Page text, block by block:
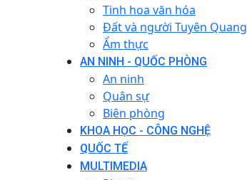
Tinh hoa văn hóa
Đất và người Tuyên Quang
Ẩm thực
AN NINH - QUỐC PHÒNG
An ninh
Quân sự
Biên phòng
KHOA HỌC - CÔNG NGHỆ
QUỐC TẾ
MULTIMEDIA